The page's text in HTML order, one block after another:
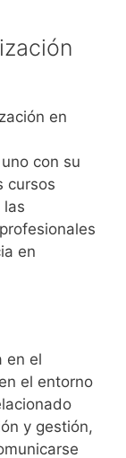
en
con su
cursos
las
en
en el
el entorno
y gestión,